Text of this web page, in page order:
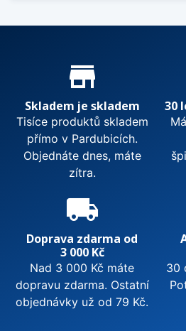
Proč nakupovat u nás?
store_mall_directory
Skladem je skladem
Tisíce produktů skladem
přímo v Pardubicích.
Objednáte dnes, máte
zítra.
30
local_shipping
Doprava zdarma od
3 000 Kč
Nad 3 000 Kč máte
dopravu zdarma. Ostatní
objednávky už od 79 Kč.
30